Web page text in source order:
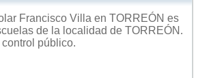
Francisco Villa en TORREÓN es
de la localidad de TORREÓN .
público.